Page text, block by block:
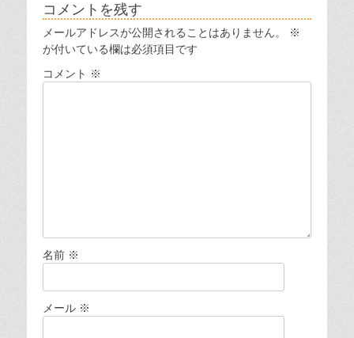
ゲ
ー
シ
ョ
コメントを残す
メールアドレスが公開されることはありません。
※
が付いている欄は必須項目です
コメント ※
名前 ※
メール ※